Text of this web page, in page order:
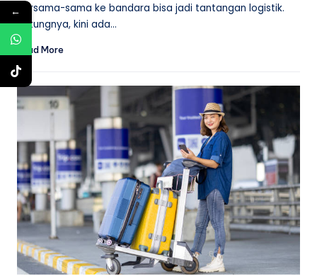
bersama-sama ke bandara bisa jadi tantangan logistik.
Untungnya, kini ada…
Read More
←